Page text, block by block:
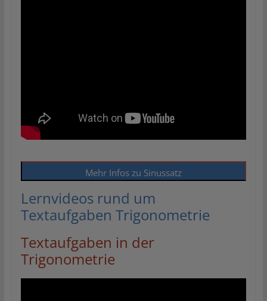
Mehr Infos zu Sinussatz
Lernvideos rund um
Textaufgaben Trigonometrie
Textaufgaben in der
Trigonometrie